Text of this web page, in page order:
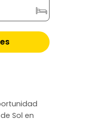
Sol en